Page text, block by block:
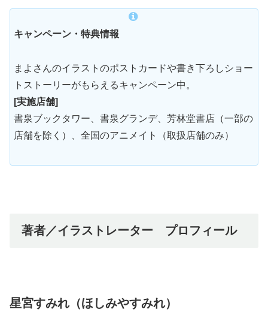
キャンペーン・特典情報
まよさんのイラストのポストカードや書き下ろしショー
トストーリーがもらえるキャンペーン中。
[実施店舗]
書泉ブックタワー、書泉グランデ、芳林堂書店（一部の
店舗を除く）、全国のアニメイト（取扱店舗のみ）
著者／イラストレーター プロフィール
星宮すみれ（ほしみやすみれ）